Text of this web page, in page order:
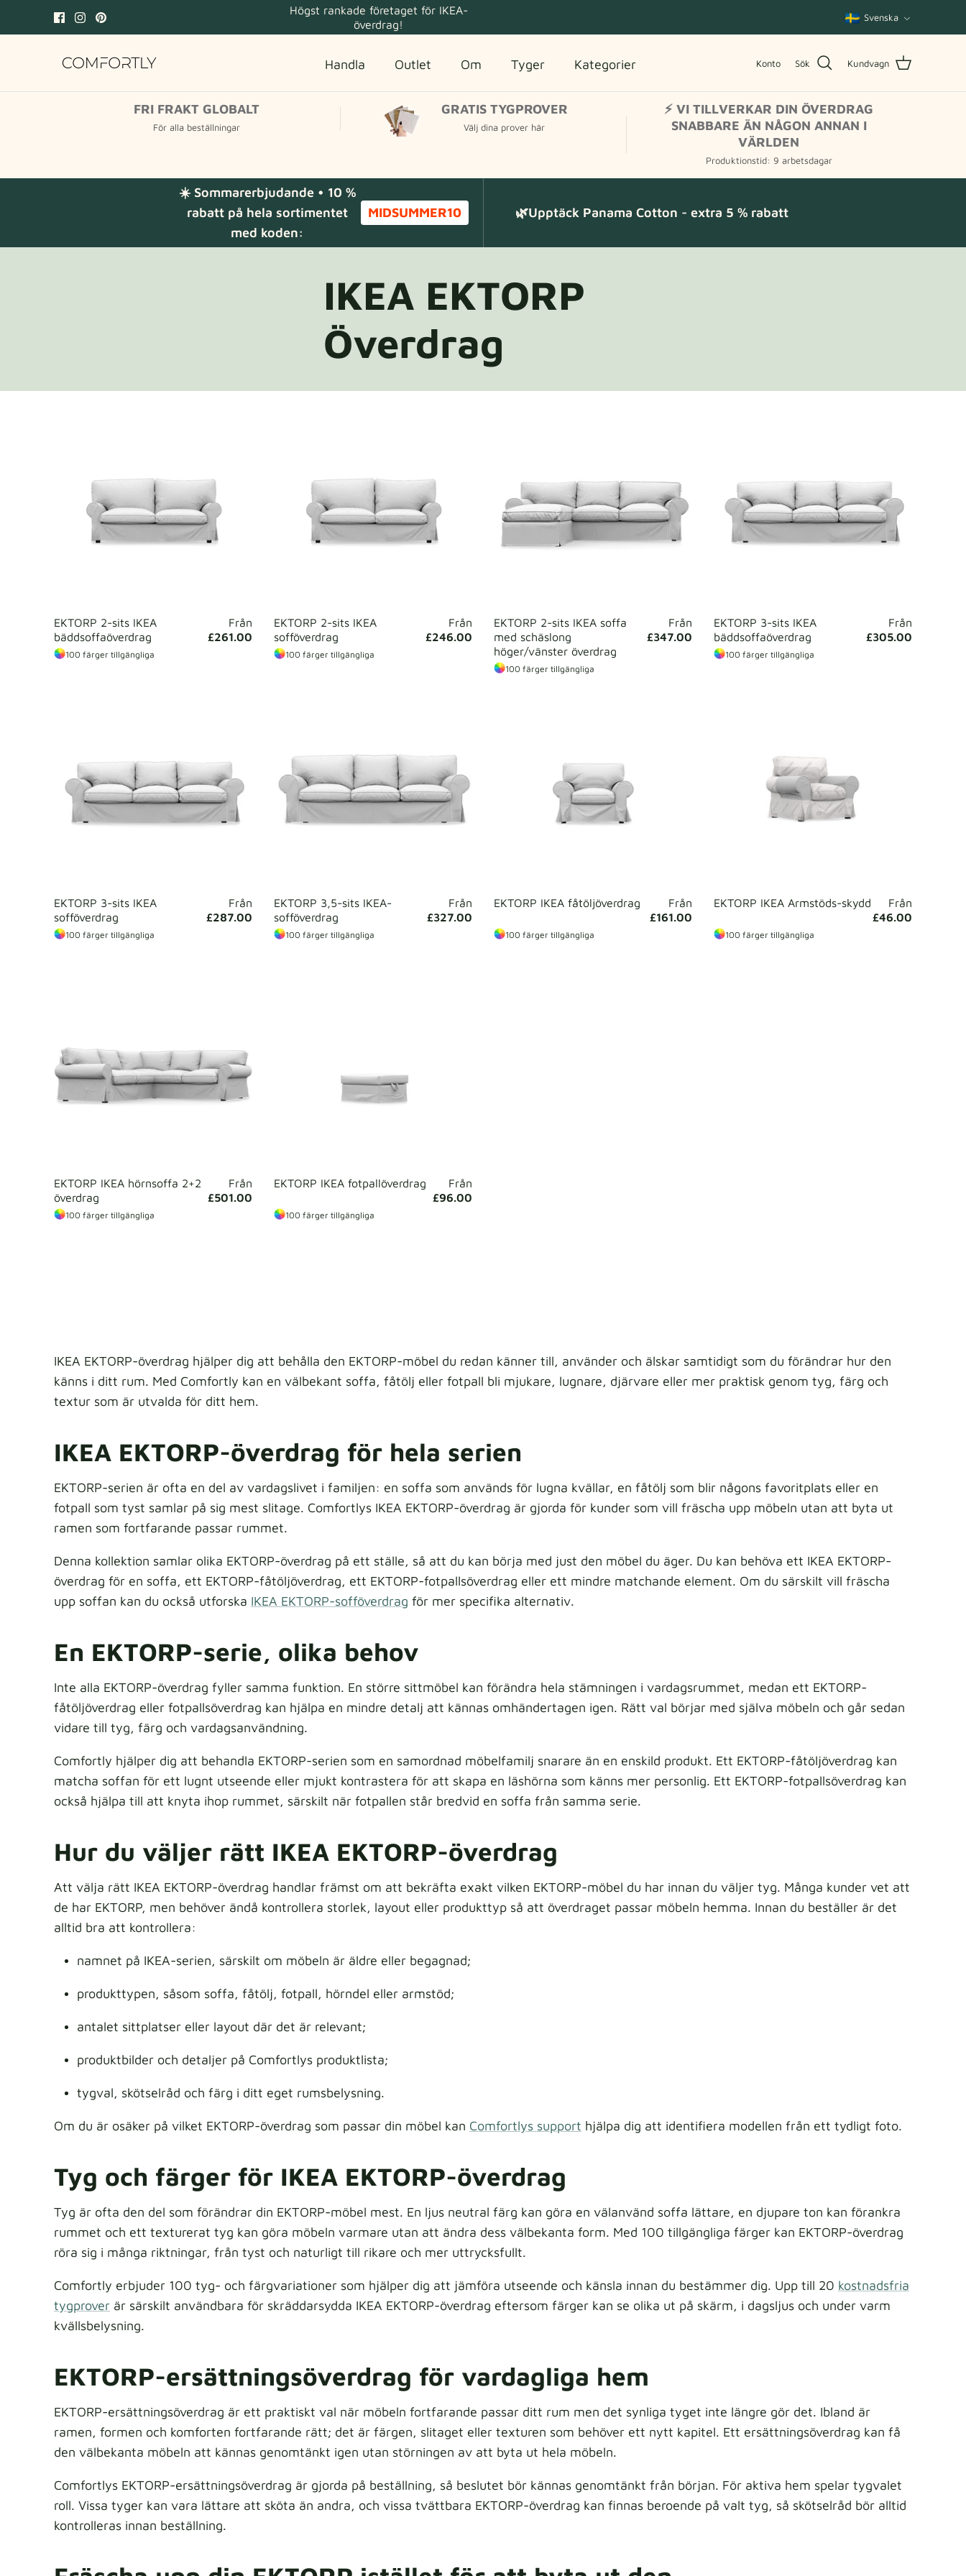
Högst rankade företaget för IKEA-
överdrag!
Språk
Svenska
Handla Outlet Om Tyger Kategorier Konto Sök Kundvagn
FRI FRAKT GLOBALT
För alla beställningar
GRATIS TYGPROVER
Välj dina prover här
⚡ VI TILLVERKAR DIN ÖVERDRAG
SNABBARE ÄN NÅGON ANNAN I
VÄRLDEN
Produktionstid: 9 arbetsdagar
☀️ Sommarerbjudande • 10 %
rabatt på hela sortimentet
med koden:
MIDSUMMER10 🌿Upptäck Panama Cotton - extra 5 % rabatt
IKEA EKTORP
Överdrag
EKTORP 2-sits IKEA
bäddsoffaöverdrag
Från
£261.00
100 färger tillgängliga
EKTORP 2-sits IKEA
sofföverdrag
Från
£246.00
100 färger tillgängliga
EKTORP 2-sits IKEA soffa
med schäslong
höger/vänster överdrag
Från
£347.00
100 färger tillgängliga
EKTORP 3-sits IKEA
bäddsoffaöverdrag
Från
£305.00
100 färger tillgängliga
EKTORP 3-sits IKEA
sofföverdrag
Från
£287.00
100 färger tillgängliga
EKTORP 3,5-sits IKEA-
sofföverdrag
Från
£327.00
100 färger tillgängliga
EKTORP IKEA fåtöljöverdrag
Från
£161.00
100 färger tillgängliga
EKTORP IKEA Armstöds-skydd
Från
£46.00
100 färger tillgängliga
EKTORP IKEA hörnsoffa 2+2
överdrag
Från
£501.00
100 färger tillgängliga
EKTORP IKEA fotpallöverdrag
Från
£96.00
100 färger tillgängliga
IKEA EKTORP-överdrag hjälper dig att behålla den EKTORP-möbel du redan känner till, använder och älskar samtidigt som du förändrar hur den
känns i ditt rum. Med Comfortly kan en välbekant soffa, fåtölj eller fotpall bli mjukare, lugnare, djärvare eller mer praktisk genom tyg, färg och
textur som är utvalda för ditt hem.
IKEA EKTORP-överdrag för hela serien
EKTORP-serien är ofta en del av vardagslivet i familjen: en soffa som används för lugna kvällar, en fåtölj som blir någons favoritplats eller en
fotpall som tyst samlar på sig mest slitage. Comfortlys IKEA EKTORP-överdrag är gjorda för kunder som vill fräscha upp möbeln utan att byta ut
ramen som fortfarande passar rummet.
Denna kollektion samlar olika EKTORP-överdrag på ett ställe, så att du kan börja med just den möbel du äger. Du kan behöva ett IKEA EKTORP-
överdrag för en soffa, ett EKTORP-fåtöljöverdrag, ett EKTORP-fotpallsöverdrag eller ett mindre matchande element. Om du särskilt vill fräscha
upp soffan kan du också utforska IKEA EKTORP-sofföverdrag för mer specifika alternativ.
En EKTORP-serie, olika behov
Inte alla EKTORP-överdrag fyller samma funktion. En större sittmöbel kan förändra hela stämningen i vardagsrummet, medan ett EKTORP-
fåtöljöverdrag eller fotpallsöverdrag kan hjälpa en mindre detalj att kännas omhändertagen igen. Rätt val börjar med själva möbeln och går sedan
vidare till tyg, färg och vardagsanvändning.
Comfortly hjälper dig att behandla EKTORP-serien som en samordnad möbelfamilj snarare än en enskild produkt. Ett EKTORP-fåtöljöverdrag kan
matcha soffan för ett lugnt utseende eller mjukt kontrastera för att skapa en läshörna som känns mer personlig. Ett EKTORP-fotpallsöverdrag kan
också hjälpa till att knyta ihop rummet, särskilt när fotpallen står bredvid en soffa från samma serie.
Hur du väljer rätt IKEA EKTORP-överdrag
Att välja rätt IKEA EKTORP-överdrag handlar främst om att bekräfta exakt vilken EKTORP-möbel du har innan du väljer tyg. Många kunder vet att
de har EKTORP, men behöver ändå kontrollera storlek, layout eller produkttyp så att överdraget passar möbeln hemma. Innan du beställer är det
alltid bra att kontrollera:
namnet på IKEA-serien, särskilt om möbeln är äldre eller begagnad;
produkttypen, såsom soffa, fåtölj, fotpall, hörndel eller armstöd;
antalet sittplatser eller layout där det är relevant;
produktbilder och detaljer på Comfortlys produktlista;
tygval, skötselråd och färg i ditt eget rumsbelysning.
Om du är osäker på vilket EKTORP-överdrag som passar din möbel kan Comfortlys support hjälpa dig att identifiera modellen från ett tydligt foto.
Tyg och färger för IKEA EKTORP-överdrag
Tyg är ofta den del som förändrar din EKTORP-möbel mest. En ljus neutral färg kan göra en välanvänd soffa lättare, en djupare ton kan förankra
rummet och ett texturerat tyg kan göra möbeln varmare utan att ändra dess välbekanta form. Med 100 tillgängliga färger kan EKTORP-överdrag
röra sig i många riktningar, från tyst och naturligt till rikare och mer uttrycksfullt.
Comfortly erbjuder 100 tyg- och färgvariationer som hjälper dig att jämföra utseende och känsla innan du bestämmer dig. Upp till 20 kostnadsfria
tygprover är särskilt användbara för skräddarsydda IKEA EKTORP-överdrag eftersom färger kan se olika ut på skärm, i dagsljus och under varm
kvällsbelysning.
EKTORP-ersättningsöverdrag för vardagliga hem
EKTORP-ersättningsöverdrag är ett praktiskt val när möbeln fortfarande passar ditt rum men det synliga tyget inte längre gör det. Ibland är
ramen, formen och komforten fortfarande rätt; det är färgen, slitaget eller texturen som behöver ett nytt kapitel. Ett ersättningsöverdrag kan få
den välbekanta möbeln att kännas genomtänkt igen utan störningen av att byta ut hela möbeln.
Comfortlys EKTORP-ersättningsöverdrag är gjorda på beställning, så beslutet bör kännas genomtänkt från början. För aktiva hem spelar tygvalet
roll. Vissa tyger kan vara lättare att sköta än andra, och vissa tvättbara EKTORP-överdrag kan finnas beroende på valt tyg, så skötselråd bör alltid
kontrolleras innan beställning.